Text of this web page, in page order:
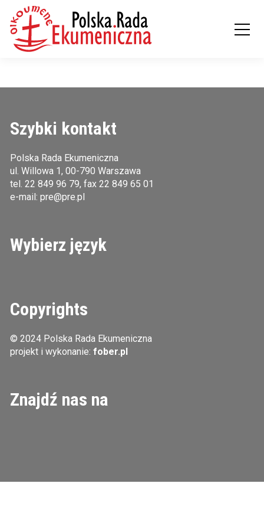
Szybki kontakt
Polska Rada Ekumeniczna
ul. Willowa 1, 00-790 Warszawa
tel. 22 849 96 79, fax 22 849 65 01
e-mail: pre@pre.pl
Wybierz język
Copyrights
© 2024 Polska Rada Ekumeniczna
projekt i wykonanie: fober.pl
Znajdź nas na